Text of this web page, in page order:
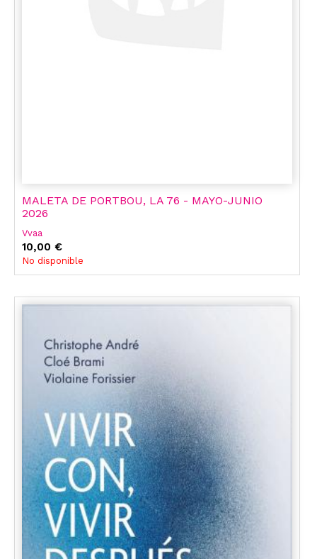
MALETA DE PORTBOU, LA 76 - MAYO-JUNIO
2026
Vvaa
10,00 €
No disponible